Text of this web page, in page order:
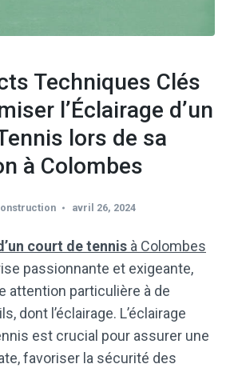
Techniques Clés
l’Éclairage d’un
lors de sa
à Colombes
avril 26, 2024
court de tennis à Colombes
passionnante et exigeante,
attention particulière à de
dont l’éclairage. L’éclairage
est crucial pour assurer une
favoriser la sécurité des